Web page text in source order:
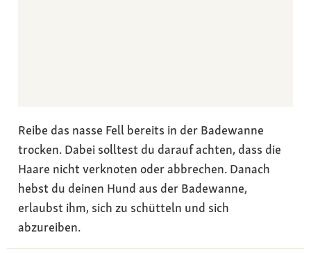
Reibe das nasse Fell bereits in der Badewanne
trocken. Dabei solltest du darauf achten, dass die
Haare nicht verknoten oder abbrechen. Danach
hebst du deinen Hund aus der Badewanne,
erlaubst ihm, sich zu schütteln und sich
abzureiben.